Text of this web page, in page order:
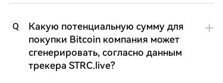
Q
Какую потенциальную сумму для
покупки Bitcoin компания может
сгенерировать, согласно данным
трекера STRC.live?